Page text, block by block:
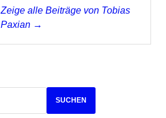
Zeige alle Beiträge von Tobias
Paxian →
SUCHEN